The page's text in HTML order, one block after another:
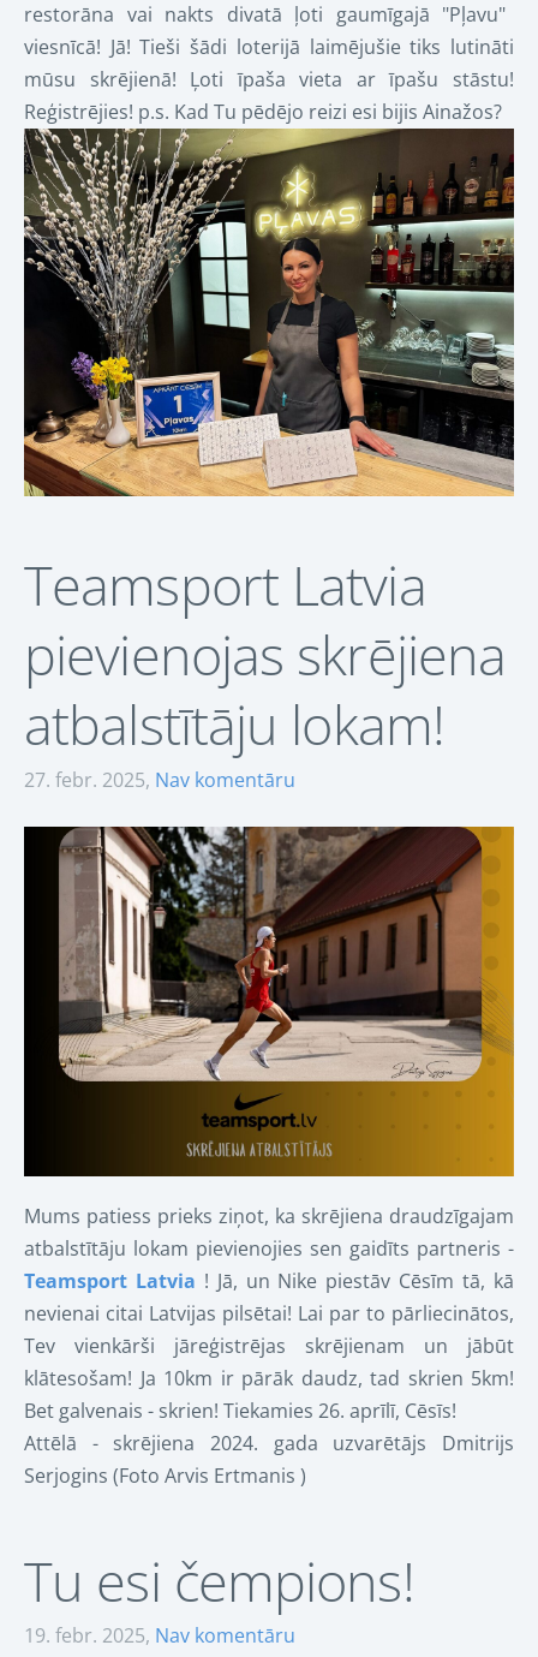
restorāna vai nakts divatā ļoti gaumīgajā "Pļavu"
viesnīcā! Jā! Tieši šādi loterijā laimējušie tiks lutināti
mūsu skrējienā! Ļoti īpaša vieta ar īpašu stāstu!
Reģistrējies! p.s. Kad Tu pēdējo reizi esi bijis Ainažos?
Teamsport Latvia
pievienojas skrējiena
atbalstītāju lokam!
27. febr. 2025, Nav komentāru
Mums patiess prieks ziņot, ka skrējiena draudzīgajam
atbalstītāju lokam pievienojies sen gaidīts partneris -
Teamsport Latvia ! Jā, un Nike piestāv Cēsīm tā, kā
nevienai citai Latvijas pilsētai! Lai par to pārliecinātos,
Tev vienkārši jāreģistrējas skrējienam un jābūt
klātesošam! Ja 10km ir pārāk daudz, tad skrien 5km!
Bet galvenais - skrien! Tiekamies 26. aprīlī, Cēsīs!
Attēlā - skrējiena 2024. gada uzvarētājs Dmitrijs
Serjogins (Foto Arvis Ertmanis )
Tu esi čempions!
19. febr. 2025, Nav komentāru